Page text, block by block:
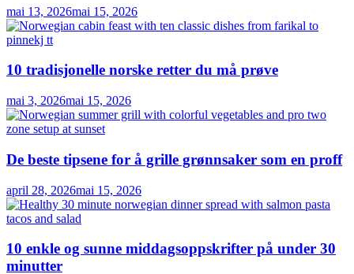
mai 13, 2026mai 15, 2026
10 tradisjonelle norske retter du må prøve
mai 3, 2026mai 15, 2026
De beste tipsene for å grille grønnsaker som en proff
april 28, 2026mai 15, 2026
10 enkle og sunne middagsoppskrifter på under 30
minutter